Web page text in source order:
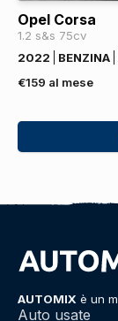
Opel Corsa
1.2 s&s 75cv
2022
BENZINA
€159 al mese
AUTOMIX è un
Auto usate